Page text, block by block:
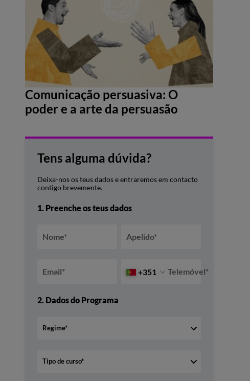
Comunicação persuasiva: O
poder e a arte da persuasão
Tens alguma dúvida?
Deixa-nos os teus dados e entraremos em contacto
contigo brevemente.
1. Preenche os teus dados
Nome* Apelido*
Email* +351 Telemóvel*
2. Dados do Programa